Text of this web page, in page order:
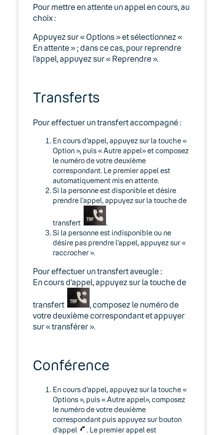
Pour mettre en attente un appel en cours, au
choix :
Appuyez sur « Options » et sélectionnez «
En attente » ; dans ce cas, pour reprendre
l’appel, appuyez sur « Reprendre ».
Transferts
Pour effectuer un transfert accompagné :
En cours d’appel, appuyez sur la touche «
Option », puis « Autre appel» et composez
le numéro de votre deuxième
correspondant. Le premier appel est
automatiquement mis en attente.
Si la personne est disponible et désire
prendre l’appel, appuyez sur la touche de
transfert
.
Si la personne est indisponible ou ne
désire pas prendre l’appel, appuyez sur «
raccrocher ».
Pour effectuer un transfert aveugle :
En cours d’appel, appuyez sur la touche de
transfert
, composez le numéro de
votre deuxième correspondant et appuyer
sur « transférer ».
Conférence
En cours d’appel, appuyez sur la touche «
Options », puis « Autre appel», composez
le numéro de votre deuxième
correspondant puis appuyez sur bouton
d’appel
. Le premier appel est